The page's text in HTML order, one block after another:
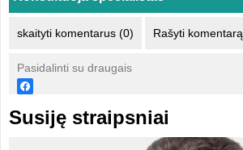
skaityti komentarus (0) Rašyti komentarą
Pasidalinti su draugais
Susiję straipsniai